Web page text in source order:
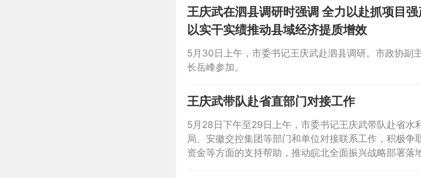
王庆武在泗县调研时强调 全力以赴抓项目
以实干实绩推动县域经济提质增效
5月30日上午，市委书记王庆武赴泗县调研。市政协副
长岳峰参加。
王庆武带队赴省直部门对接工作
5月28日下午至29日上午，市委书记王庆武带队赴省水
局、安徽交控集团等部门和单位对接联系工作，积极争
资金等方面的支持帮助，推动皖北全面振兴战略部署落